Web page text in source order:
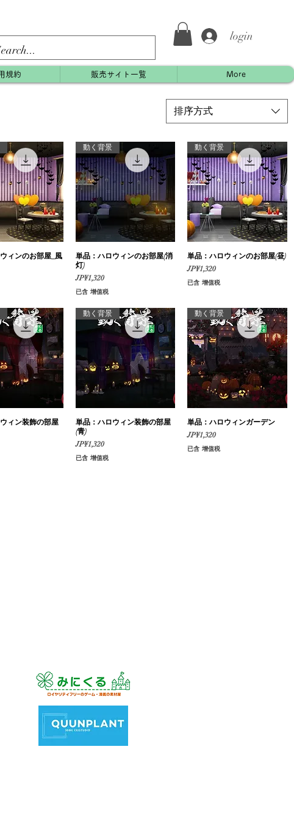
login
規約 販売サイト一覧 More
排序方式
速瀏覽
ィンのお部屋_風
快速瀏覽
動く背景
単品：ハロウィンのお部屋(消
灯)
價格
JP¥1,320
已含 增值税
快速瀏覽
動く背景
単品：ハロウィンのお部屋(昼)
價格
JP¥1,320
已含 增值税
速瀏覽
ィン装飾の部屋
快速瀏覽
動く背景
単品：ハロウィン装飾の部屋
(青)
價格
JP¥1,320
已含 增值税
快速瀏覽
動く背景
単品：ハロウィンガーデン
價格
JP¥1,320
已含 增值税